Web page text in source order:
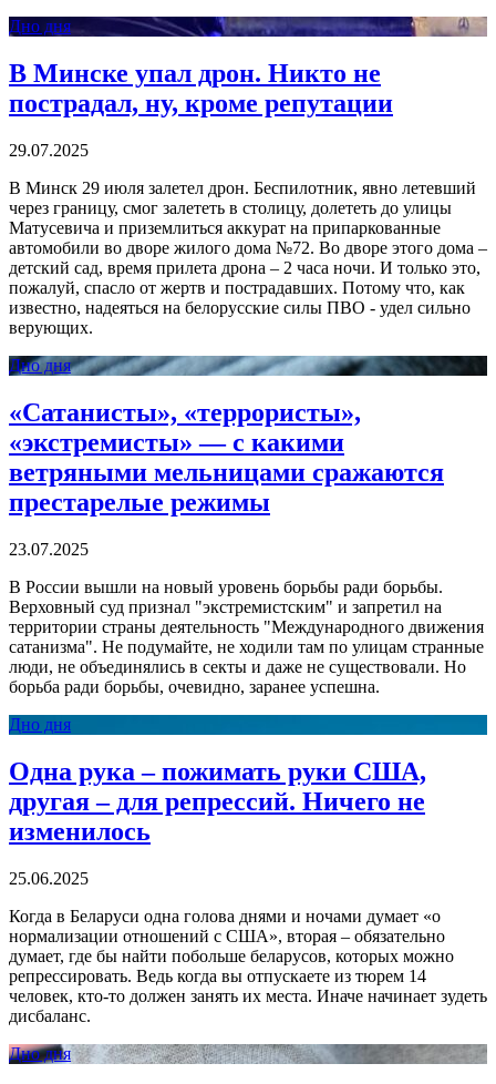
Дно дня
В Минске упал дрон. Никто не
пострадал, ну, кроме репутации
29.07.2025
В Минск 29 июля залетел дрон. Беспилотник, явно летевший
через границу, смог залететь в столицу, долететь до улицы
Матусевича и приземлиться аккурат на припаркованные
автомобили во дворе жилого дома №72. Во дворе этого дома –
детский сад, время прилета дрона – 2 часа ночи. И только это,
пожалуй, спасло от жертв и пострадавших. Потому что, как
известно, надеяться на белорусские силы ПВО - удел сильно
верующих.
Дно дня
«Сатанисты», «террористы»,
«экстремисты» — с какими
ветряными мельницами сражаются
престарелые режимы
23.07.2025
В России вышли на новый уровень борьбы ради борьбы.
Верховный суд признал "экстремистским" и запретил на
территории страны деятельность "Международного движения
сатанизма". Не подумайте, не ходили там по улицам странные
люди, не объединялись в секты и даже не существовали. Но
борьба ради борьбы, очевидно, заранее успешна.
Дно дня
Одна рука – пожимать руки США,
другая – для репрессий. Ничего не
изменилось
25.06.2025
Когда в Беларуси одна голова днями и ночами думает «о
нормализации отношений с США», вторая – обязательно
думает, где бы найти побольше беларусов, которых можно
репрессировать. Ведь когда вы отпускаете из тюрем 14
человек, кто-то должен занять их места. Иначе начинает зудеть
дисбаланс.
Дно дня